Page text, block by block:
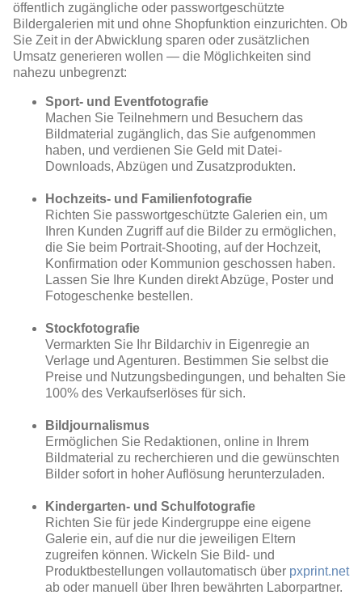
öffentlich zugängliche oder passwortgeschützte
Bildergalerien mit und ohne Shopfunktion einzurichten. Ob
Sie Zeit in der Abwicklung sparen oder zusätzlichen
Umsatz generieren wollen — die Möglichkeiten sind
nahezu unbegrenzt:
Sport- und Eventfotografie
Machen Sie Teilnehmern und Besuchern das
Bildmaterial zugänglich, das Sie aufgenommen
haben, und verdienen Sie Geld mit Datei-
Downloads, Abzügen und Zusatzprodukten.
Hochzeits- und Familienfotografie
Richten Sie passwortgeschützte Galerien ein, um
Ihren Kunden Zugriff auf die Bilder zu ermöglichen,
die Sie beim Portrait-Shooting, auf der Hochzeit,
Konfirmation oder Kommunion geschossen haben.
Lassen Sie Ihre Kunden direkt Abzüge, Poster und
Fotogeschenke bestellen.
Stockfotografie
Vermarkten Sie Ihr Bildarchiv in Eigenregie an
Verlage und Agenturen. Bestimmen Sie selbst die
Preise und Nutzungsbedingungen, und behalten Sie
100% des Verkaufserlöses für sich.
Bildjournalismus
Ermöglichen Sie Redaktionen, online in Ihrem
Bildmaterial zu recherchieren und die gewünschten
Bilder sofort in hoher Auflösung herunterzuladen.
Kindergarten- und Schulfotografie
Richten Sie für jede Kindergruppe eine eigene
Galerie ein, auf die nur die jeweiligen Eltern
zugreifen können. Wickeln Sie Bild- und
Produktbestellungen vollautomatisch über pxprint.net
ab oder manuell über Ihren bewährten Laborpartner.